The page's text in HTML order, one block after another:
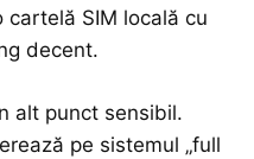
SIM locală cu
decent.
alt punct sensibil.
pe sistemul „full